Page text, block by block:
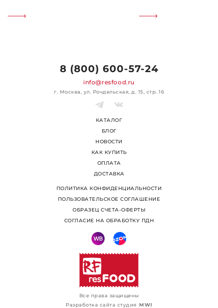
Все права защищены
Разработка сайта студияMWI
КАТАЛОГ
БЛОГ
НОВОСТИ
КАК КУПИТЬ
ОПЛАТА
ДОСТАВКА
8 (800) 600-57-24
info@resfood.ru
г. Москва, ул. Рочдельская, д. 15, стр. 16
ПОЛИТИКА КОНФИДЕНЦИАЛЬНОСТИ
ПОЛЬЗОВАТЕЛЬСКОЕ СОГЛАШЕНИЕ
ОБРАЗЕЦ СЧЕТА-ОФЕРТЫ
СОГЛАСИЕ НА ОБРАБОТКУ ПДН